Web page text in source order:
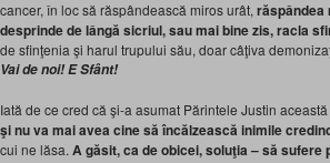
cancer, în loc să răspândească miros urât, răspândea
desprinde de lângă sicriul, sau mai binezis, racla
de sfinţenia şi harul trupului său, doar câţiva
Vai de noi! ESfânt!
Iată de ce cred că şi-a asumat Părintele Justin
şi nu va mai avea cine să încălzească inimile
cui ne lăsa. A găsit, ca deobicei, soluţia – să sufere